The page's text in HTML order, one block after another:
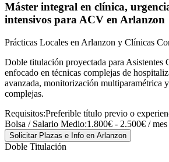
Máster integral en clínica,
intensivos para ACV en Arlanzon
Prácticas Locales en Arlanzon y Clínicas
Doble titulación proyectada para Asistentes
enfocado en técnicas complejas de
avanzada, monitorización multiparamétrica
complejas.
Requisitos:Preferible título previo o
Bolsa / Salario Medio:1.800€ - 2.500€ / mes
Solicitar Plazas e Info en Arlanzon
Doble Titulación